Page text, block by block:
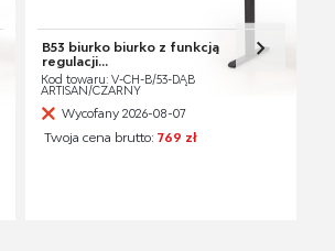
B53 biurko biurko z funkcją
regulacji...
Kod towaru: V-CH-B/53-DĄB
ARTISAN/CZARNY
Wycofany 2026-08-07
Twoja cena brutto:769 zł